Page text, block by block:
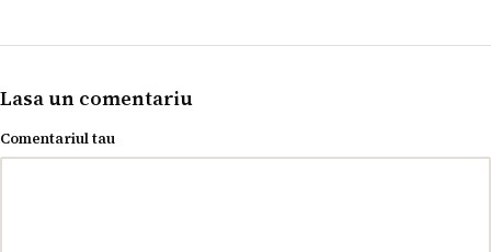
Lasa un comentariu
Comentariul tau